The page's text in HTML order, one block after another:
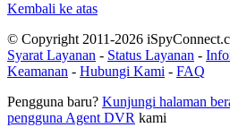
Kembali ke atas
© Copyright 2011-2026
Syarat Layanan - Status Layanan -
Keamanan - Hubungi Kami - FAQ
Pengguna baru? Kunjungi halaman
pengguna Agent DVR kami